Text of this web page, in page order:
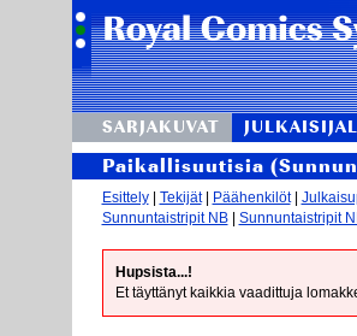
SARJAKUVAT
Paikallisuutisia
Esittely| Tekijät| Päähenkilöt|
Sunnuntaistripit NB| Sunnuntaistripit
Hupsista...!
Et täyttänyt kaikkia vaadittuja